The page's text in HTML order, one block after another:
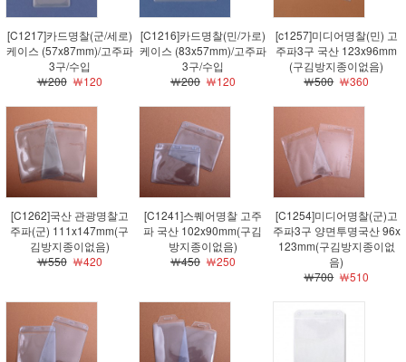
[C1217]카드명찰(군/세로)
케이스 (57x87mm)/고주파
3구/수입
￦200￦120
[C1216]카드명찰(민/가로)
케이스 (83x57mm)/고주파
3구/수입
￦200￦120
[c1257]미디어명찰(민) 고
주파3구 국산 123x96mm
(구김방지종이없음)
￦500￦360
[C1262]국산 관광명찰고
주파(군) 111x147mm(구
김방지종이없음)
￦550￦420
[C1241]스퀘어명찰 고주
파 국산 102x90mm(구김
방지종이없음)
￦450￦250
[C1254]미디어명찰(군)고
주파3구 양면투명국산 96x
123mm(구김방지종이없
음)
￦700￦510